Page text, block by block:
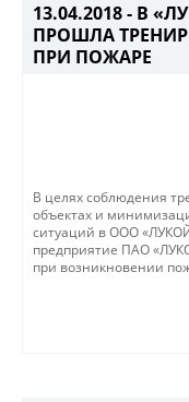
13.04.2018 - В
ПРОШЛА
ПРИ ПОЖАРЕ
В целях соблюдения
объектах и
ситуаций в ООО
предприятие ПАО
при возникновении